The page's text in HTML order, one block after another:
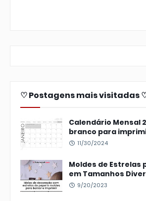
♡ Postagens mais visitadas
Calendário Mensal
branco para
11/30/2024
Moldes de Estrelas
em Tamanhos
9/20/2023